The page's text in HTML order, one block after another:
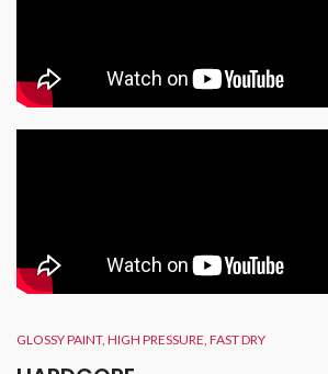
GLOSSY PAINT, HIGH PRESSURE, FAST DRY